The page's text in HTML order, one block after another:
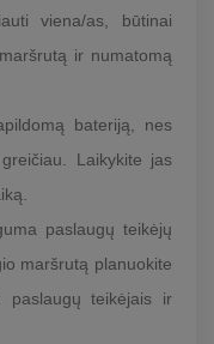
viena/as, būtinai
ir numatomą
bateriją, nes
Laikykite jas
paslaugų teikėjų
maršrutą planuokite
paslaugų teikėjais ir